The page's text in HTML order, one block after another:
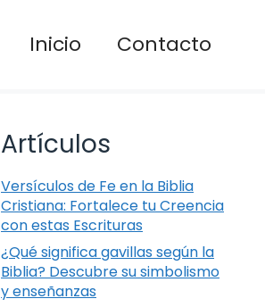
Inicio Contacto
Artículos
Versículos de Fe en la Biblia
Cristiana: Fortalece tu Creencia
con estas Escrituras
¿Qué significa gavillas según la
Biblia? Descubre su simbolismo
y enseñanzas